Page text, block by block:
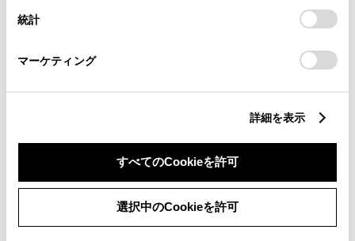
設定の変更、同意を撤回したりするにあたっては、当社の
「Cookie（クッキー）情報の取り扱いについて
」をご覧くだ
統計
マーケティング
詳細を表示
すべてのCookieを許可
選択中のCookieを許可
バリアフリー/多目的駐車場
自動洗車機
扱店